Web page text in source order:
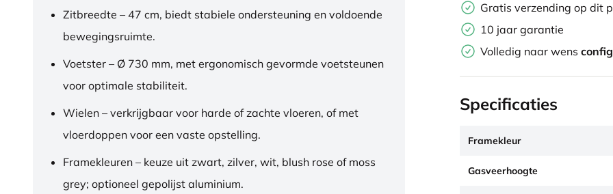
Zitbreedte – 47 cm, biedt stabiele ondersteuning en voldoende
bewegingsruimte.
Voetster – Ø 730 mm, met ergonomisch gevormde voetsteunen
voor optimale stabiliteit.
Wielen – verkrijgbaar voor harde of zachte vloeren, of met
vloerdoppen voor een vaste opstelling.
Framekleuren – keuze uit zwart, zilver, wit, blush rose of moss
grey; optioneel gepolijst aluminium.
Gratis verzending op dit
10 jaar garantie
Volledig naar wens
Specificaties
Framekleur
Gasveerhoogte